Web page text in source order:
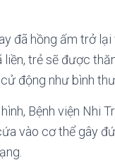
đã hồng ấm trở
liền, trẻ sẽ được
động như bình
Bệnh viện Nhi
vào cơ thể gây